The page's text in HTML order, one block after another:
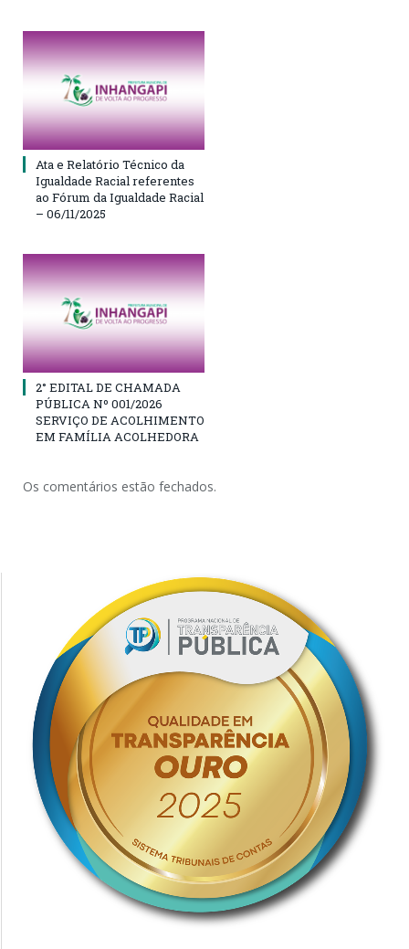
Ata e Relatório Técnico da
Igualdade Racial referentes
ao Fórum da Igualdade Racial
– 06/11/2025
2° EDITAL DE CHAMADA
PÚBLICA Nº 001/2026
SERVIÇO DE ACOLHIMENTO
EM FAMÍLIA ACOLHEDORA
Os comentários estão fechados.